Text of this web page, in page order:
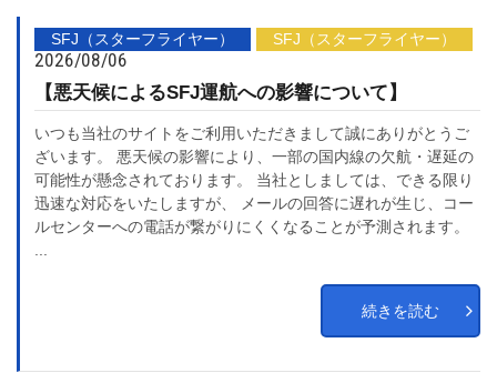
SFJ（スターフライヤー） SFJ（スターフライヤー）
2026/08/06
【悪天候によるSFJ運航への影響について】
いつも当社のサイトをご利用いただきまして誠にありがとうご
ざいます。 悪天候の影響により、一部の国内線の欠航・遅延の
可能性が懸念されております。 当社としましては、できる限り
迅速な対応をいたしますが、 メールの回答に遅れが生じ、コー
ルセンターへの電話が繋がりにくくなることが予測されます。
続きを読む